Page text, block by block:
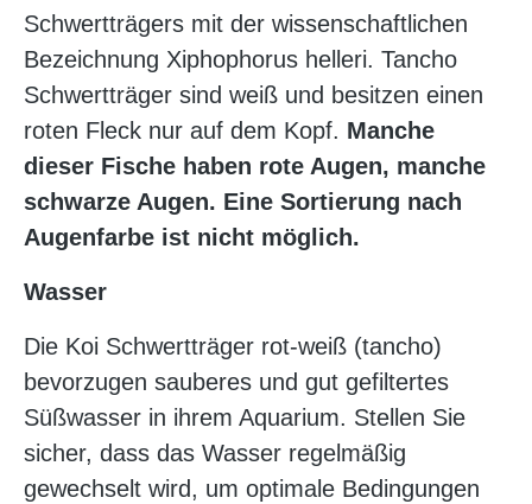
Schwertträgers mit der wissenschaftlichen
Bezeichnung Xiphophorus helleri. Tancho
Schwertträger sind weiß und besitzen einen
roten Fleck nur auf dem Kopf. Manche
dieser Fische haben rote Augen, manche
schwarze Augen. Eine Sortierung nach
Augenfarbe ist nicht möglich.
Wasser
Die Koi Schwertträger rot-weiß (tancho)
bevorzugen sauberes und gut gefiltertes
Süßwasser in ihrem Aquarium. Stellen Sie
sicher, dass das Wasser regelmäßig
gewechselt wird, um optimale Bedingungen